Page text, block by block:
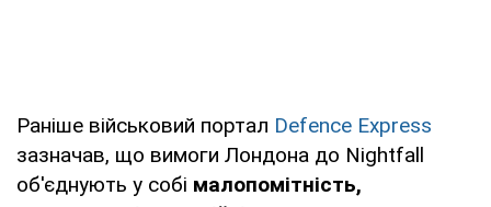
Раніше військовий портал Defence Express
зазначав, що вимоги Лондона до Nightfall
об'єднують у собі малопомітність,